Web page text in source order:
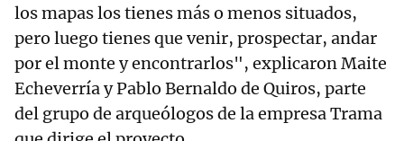
los mapas los tienes más o menos situados,
pero luego tienes que venir, prospectar, andar
por el monte y encontrarlos", explicaron Maite
Echeverría y Pablo Bernaldo de Quiros, parte
del grupo de arqueólogos de la empresa Trama